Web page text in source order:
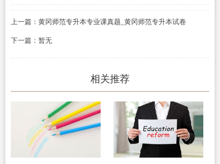
上一篇：黄冈师范专升本专业课真题_黄冈师范专升本试卷
下一篇：暂无
相关推荐